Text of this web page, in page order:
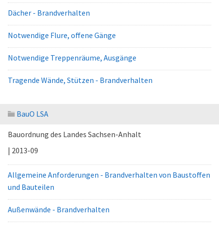
Dächer - Brandverhalten
Notwendige Flure, offene Gänge
Notwendige Treppenräume, Ausgänge
Tragende Wände, Stützen - Brandverhalten
BauO LSA
Bauordnung des Landes Sachsen-Anhalt
| 2013-09
Allgemeine Anforderungen - Brandverhalten von Baustoffen
und Bauteilen
Außenwände - Brandverhalten